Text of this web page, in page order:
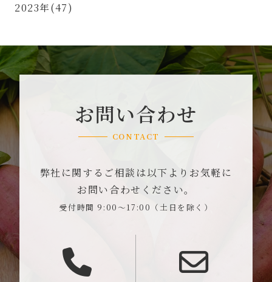
2023年(47)
お問い合わせ
CONTACT
弊社に関するご相談は以下よりお気軽に
お問い合わせください。
受付時間 9:00～17:00（土日を除く）